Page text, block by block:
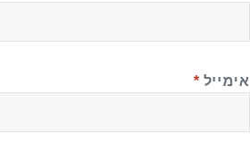
אימייל *